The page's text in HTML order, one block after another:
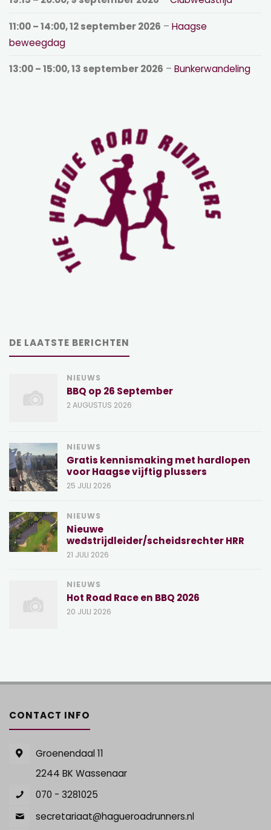
11:00– 14:00,12 september 2026 –Haagse
beweegdag
13:00– 15:00,13 september 2026 –Bunkerwandeling
DE LAATSTE BERICHTEN
NIEUWS
BBQ op 26 September
2 AUGUSTUS 2026
NIEUWS
Gratis kennismaking met hardlopen
voor Haagse vijftig plussers
25 JULI 2026
NIEUWS
Nieuwe
wedstrijdleider/scheidsrechter HRR
21 JULI 2026
NIEUWS
Hot Road Race en BBQ 2026
20 JULI 2026
CONTACT INFO
Groenendaal 11
2244 BK Wassenaar
070 - 3281025
secretariaat@hagueroadrunners.nl